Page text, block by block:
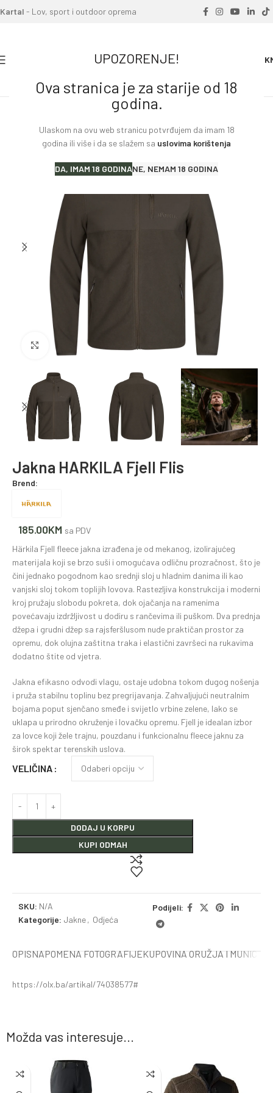
UPOZORENJE!
Ova stranica je za starije od 18
godina.
Ulaskom na ovu web stranicu potvrđujem da imam 18
godina ili više i da se slažem sa uslovima korištenja
DA, IMAM 18 GODINANE, NEMAM 18 GODINA
Kartal - Lov, sport i outdoor oprema
»Proizvodi »Jakna HARKILA Fjell Flis
Povećajte fotografiju
Jakna HARKILA Fjell Flis
Brend:
185.00KM sa PDV
Härkila Fjell fleece jakna izrađena je od mekanog, izolirajućeg
materijala koji se brzo suši i omogućava odličnu prozračnost, što je
čini jednako pogodnom kao srednji sloj u hladnim danima ili kao
vanjski sloj tokom toplijih lovova. Rastezljiva konstrukcija i moderni
kroj pružaju slobodu pokreta, dok ojačanja na ramenima
povećavaju izdržljivost u dodiru s rančevima ili puškom. Dva prednja
džepa i grudni džep sa rajsferšlusom nude praktičan prostor za
opremu, dok olujna zaštitna traka i elastični završeci na rukavima
dodatno štite od vjetra.
Jakna efikasno odvodi vlagu, ostaje udobna tokom dugog nošenja
i pruža stabilnu toplinu bez pregrijavanja. Zahvaljujući neutralnim
bojama poput sjenčano smeđe i svijetlo vrbine zelene, lako se
uklapa u prirodno okruženje i lovačku opremu. Fjell je idealan izbor
za lovce koji žele trajnu, pouzdanu i funkcionalnu fleece jaknu za
širok spektar terenskih uslova.
VELIČINA
DODAJ U KORPU
KUPI ODMAH
SKU: N/A
Kategorije: Jakne, Odjeća
Podijeli:
OPISNAPOMENA FOTOGRAFIJEKUPOVINA ORUŽJA I MUNICIJE
https://olx.ba/artikal/74038577#
Možda vas interesuje...